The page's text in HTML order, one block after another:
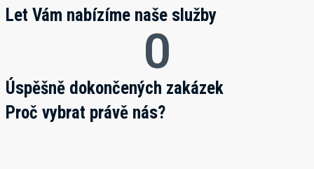
Let Vám nabízíme naše služby
0
Úspěšně dokončených zakázek
Proč vybrat právě nás?